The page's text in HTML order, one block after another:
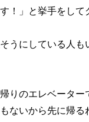
す！」と挙手をして
うにしている人
りのエレベータ
ないから先に帰